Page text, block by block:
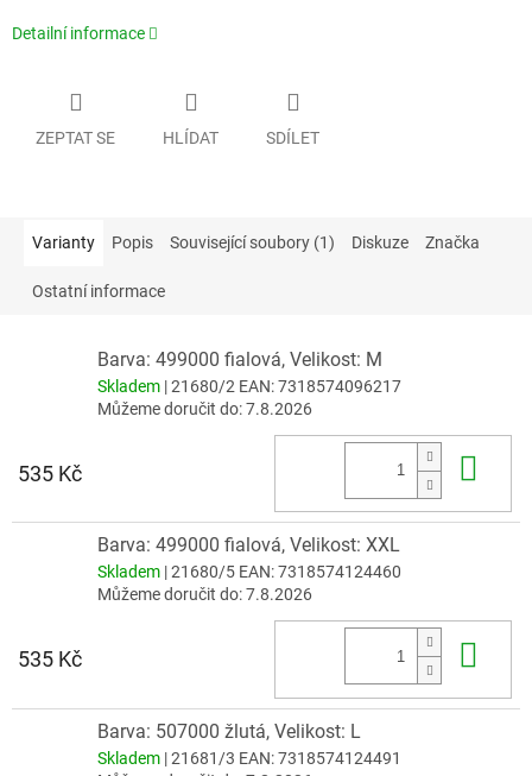
Detailní informace
ZEPTAT SE HLÍDAT SDÍLET
Varianty Popis Související soubory (1) Diskuze Značka
Ostatní informace
Barva: 499000 fialová, Velikost: M
Skladem | 21680/2 EAN:7318574096217
Můžeme doručit do:7.8.2026
535 Kč
Barva: 499000 fialová, Velikost: XXL
Skladem | 21680/5 EAN:7318574124460
Můžeme doručit do:7.8.2026
535 Kč
Barva: 507000 žlutá, Velikost: L
Skladem | 21681/3 EAN:7318574124491